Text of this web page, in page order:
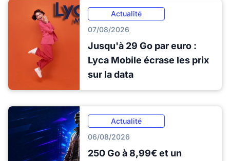
Actualité
07/08/2026
Jusqu'à 29 Go par euro :
Lyca Mobile écrase les prix
sur la data
Actualité
06/08/2026
250 Go à 8,99€ et un